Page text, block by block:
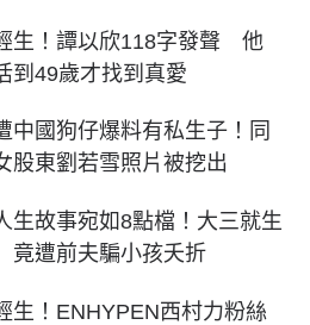
生！譚以欣118字發聲 他
到49歲才找到真愛
中國狗仔爆料有私生子！同
股東劉若雪照片被挖出
生故事宛如8點檔！大三就生
遭前夫騙小孩夭折
生！ENHYPEN西村力粉絲